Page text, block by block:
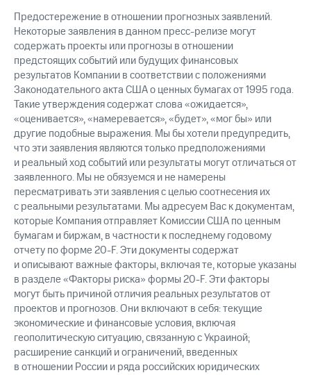
Предостережение в отношении прогнозных заявлений.
Некоторые заявления в данном пресс-релизе могут
содержать проекты или прогнозы в отношении
предстоящих событий или будущих финансовых
результатов Компании в соответствии с положениями
Законодательного акта США о ценных бумагах от 1995 года.
Такие утверждения содержат слова «ожидается»,
«оценивается», «намеревается», «будет», «мог бы» или
другие подобные выражения. Мы бы хотели предупредить,
что эти заявления являются только предположениями
и реальный ход событий или результаты могут отличаться от
заявленного. Мы не обязуемся и не намерены
пересматривать эти заявления с целью соотнесения их
с реальными результатами. Мы адресуем Вас к документам,
которые Компания отправляет Комиссии США по ценным
бумагам и биржам, в частности к последнему годовому
отчету по форме20-F.Эти документы содержат
и описывают важные факторы, включая те, которые указаны
в разделе «Факторы риска» формы20-F.Эти факторы
могут быть причиной отличия реальных результатов от
проектов и прогнозов. Они включают в себя: текущие
экономические и финансовые условия, включая
геополитическую ситуацию, связанную с Украиной;
расширение санкций и ограничений, введенных
в отношении России и ряда российских юридических